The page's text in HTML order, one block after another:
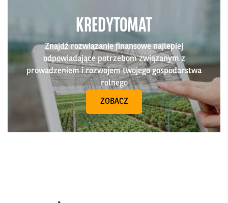
KREDYTOMAT
Znajdź rozwiązanie finansowe najlepiej
odpowiadające potrzebom związanym z
prowadzeniem i rozwojem twojego gospodarstwa
rolnego
ZOBACZ